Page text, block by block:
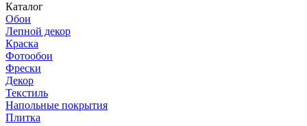
Каталог
Обои
Лепной декор
Краска
Фотообои
Фрески
Декор
Текстиль
Напольные покрытия
Плитка